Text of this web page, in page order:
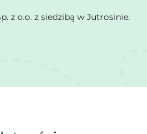
z o.o. z siedzibą w Jutrosinie.